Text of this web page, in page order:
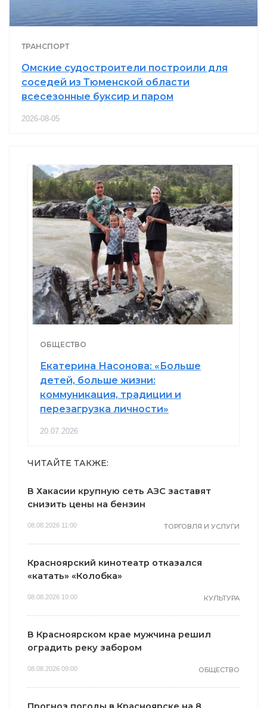
ТРАНСПОРТ
Омские судостроители построили для
соседей из Тюменской области
всесезонные буксир и паром
2026-08-05
ОБЩЕСТВО
Екатерина Насонова: «Больше
детей, больше жизни:
коммуникация, традиции и
перезагрузка личности»
20.07.2026
ЧИТАЙТЕ ТАКЖЕ:
В Хакасии крупную сеть АЗС заставят
снизить цены на бензин
08.08.2026 11:00 ТОРГОВЛЯ И УСЛУГИ
Красноярский кинотеатр отказался
«катать» «Колобка»
08.08.2026 10:00 КУЛЬТУРА
В Красноярском крае мужчина решил
оградить реку забором
08.08.2026 09:00 ОБЩЕСТВО